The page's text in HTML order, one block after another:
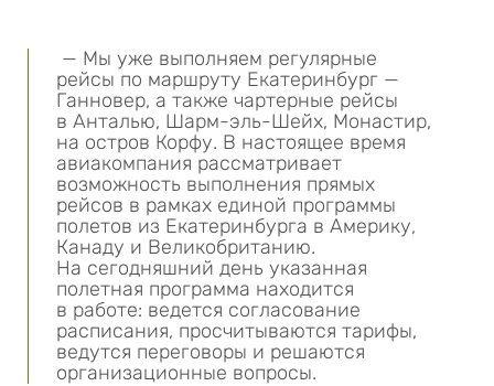
— Мы уже выполняем регулярные
рейсы по маршруту Екатеринбург —
Ганновер, а также чартерные рейсы
в Анталью, Шарм-эль-Шейх, Монастир,
на остров Корфу. В настоящее время
авиакомпания рассматривает
возможность выполнения прямых
рейсов в рамках единой программы
полетов из Екатеринбурга в Америку,
Канаду и Великобританию.
На сегодняшний день указанная
полетная программа находится
в работе: ведется согласование
расписания, просчитываются тарифы,
ведутся переговоры и решаются
организационные вопросы.